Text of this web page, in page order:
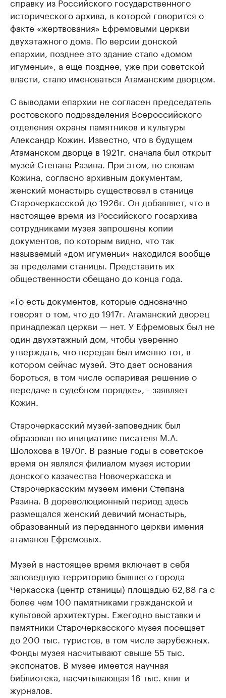
исторического архива, в которой говорится о
факте «жертвования» Ефремовыми церкви
двухэтажного дома. По версии донской
епархии, позднее это здание стало «домом
игуменьи», а еще позднее, уже при советской
власти, стало именоваться Атаманским дворцом.
С выводами епархии не согласен председатель
ростовского подразделения Всероссийского
отделения охраны памятников и культуры
Александр Кожин. Известно, что в будущем
Атаманском дворце в 1921г. сначала был открыт
музей Степана Разина. При этом, по словам
Кожина, согласно архивным документам,
женский монастырь существовал в станице
Старочеркасской до 1926г. Он добавляет, что в
настоящее время из Российского госархива
сотрудниками музея запрошены копии
документов, по которым видно, что так
называемый «дом игуменьи» находился вообще
за пределами станицы. Представить их
общественности обещано до конца года.
«То есть документов, которые однозначно
говорят о том, что до 1917г. Атаманский дворец
принадлежал церкви — нет. У Ефремовых был не
один двухэтажный дом, чтобы уверенно
утверждать, что передан был именно тот, в
котором сейчас музей. Это дает основания
бороться, в том числе оспаривая решение о
передаче в судебном порядке», - заявляет
Кожин.
Старочеркасский музей-заповедник был
образован по инициативе писателя М.А.
Шолохова в 1970г. В разные годы в советское
время он являлся филиалом музея истории
донского казачества Новочеркасска и
Старочеркасским музеем имени Степана
Разина. В дореволюционный период здесь
размещался женский девичий монастырь,
образованный из переданного церкви имения
атаманов Ефремовых.
Музей в настоящее время включает в себя
заповедную территорию бывшего города
Черкасска (центр станицы) площадью 62,88 га с
более чем 100 памятниками гражданской и
культовой архитектуры. Ежегодно выставки и
памятники Старочеркасского музея посещает
до 200 тыс. туристов, в том числе зарубежных.
Фонды музея насчитывают свыше 55 тыс.
экспонатов. В музее имеется научная
библиотека, насчитывающая 16 тыс. книг и
журналов.